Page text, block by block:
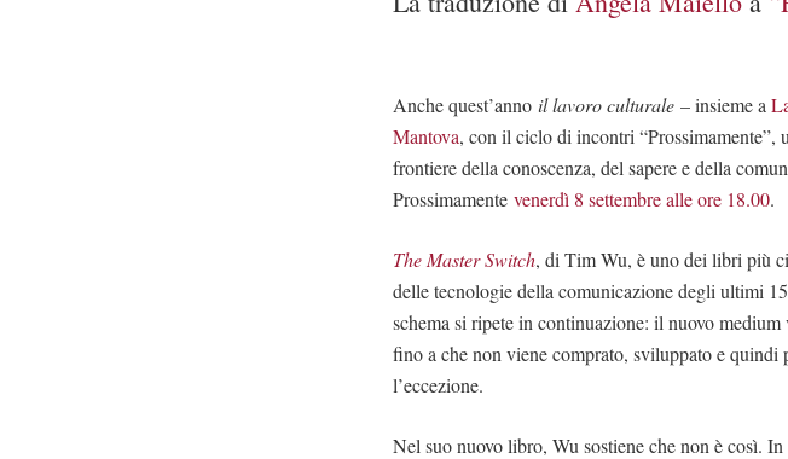
Anche quest’annoil lavoro culturale – insieme a
Mantova, con il ciclo di incontri “Prossimamente”,
frontiere della conoscenza, del sapere e della
Prossimamentevenerdì 8 settembre alle ore 18.00.
The Master Switch, di Tim Wu, è uno dei libri più
delle tecnologie della comunicazione degli ultimi
schema si ripete in continuazione: il nuovo
fino a che non viene comprato, sviluppato e quindi
l’eccezione.
Nel suo nuovo libro, Wu sostiene che non è così. In